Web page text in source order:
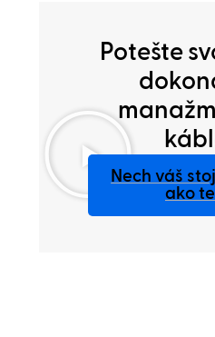
Potešte
Nech váš
ako